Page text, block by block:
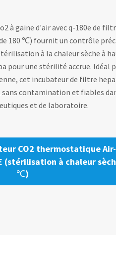
à gaine d'air avec q-180e de
180 ℃) fournit un contrôle
à la chaleur sèche à
pour une stérilité accrue. Idéal
cet incubateur de filtre hepa
contamination et fiables
et de laboratoire.
CO2 thermostatique
(stérilisation à chaleur
℃)